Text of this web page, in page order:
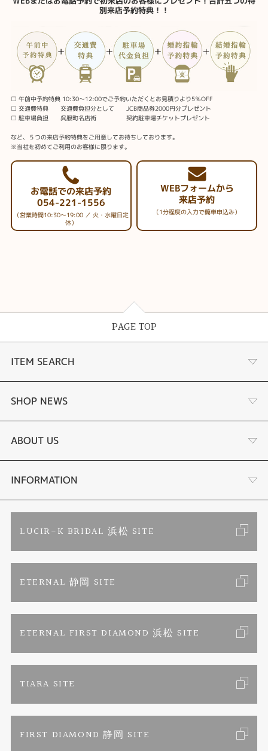
別来店予約特典！！
□ 午前中予約特典 10:30～12:00でご予約いただくとお見積りより5％OFF
□ 交通費特典 交通費負担分として JCB商品券2000円分プレゼント
□ 駐車場負担 呉服町名店街 契約駐車場チケットプレゼント
など、５つの来店予約特典をご用意してお待ちしております。
※当社を初めてご利用のお客様に限ります。
お電話での来店予約
054-221-1556
（営業時間10:30～19:00 ／ 火・水曜日定
休）
WEBフォームから
来店予約
（1分程度の入力で簡単申込み）
PAGE TOP
ITEM SEARCH
あこや真珠
黒蝶真珠
時計
色石
ジュエリーリフォーム
婚約指輪
Savon de Bijoux
Savon de Bijoux化粧石鹸
Loose stone Search
SHOP NEWS
個性溢れる色石の魅力
YouTube ルシルケイチャンネル
ブライダルリングサイト
ブランドリスト
ペンを拾うお姉さん
ABOUT US
店舗情報・会社概要
お客様の声
INFORMATION
特定商取引に関する表記
LUCIR-K BRIDAL 浜松 SITE
ETERNAL 静岡 SITE
ETERNAL FIRST DIAMOND 浜松 SITE
TIARA SITE
FIRST DIAMOND 静岡 SITE